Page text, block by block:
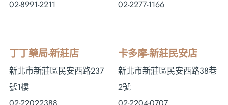
02-8991-2211
02-2277-1166
丁丁藥局-新莊店
新北市新莊區民安西路237
號1樓
卡多摩-新莊民安店
新北市新莊區民安西路38巷
2號